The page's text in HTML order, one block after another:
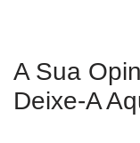
A Sua
Deixe-A